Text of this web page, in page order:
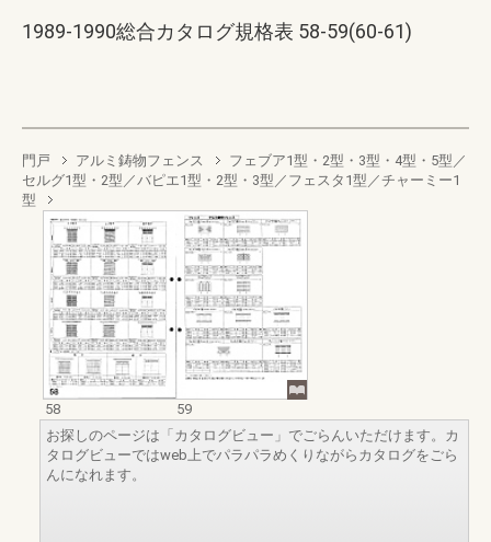
1989-1990総合カタログ規格表 58-59(60-61)
門戸 アルミ鋳物フェンス
フェブア1型・2型・3型・4型・5型／
セルグ1型・2型／バピエ1型・2型・3型／フェスタ1型／チャーミー1
型
58
59
お探しのページは「カタログビュー」でごらんいただけます。カ
タログビューではweb上でパラパラめくりながらカタログをごら
んになれます。